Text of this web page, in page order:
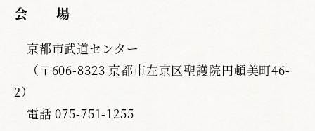
会 場
京都市武道センター
（〒606-8323 京都市左京区聖護院円頓美町46-
2）
電話 075-751-1255